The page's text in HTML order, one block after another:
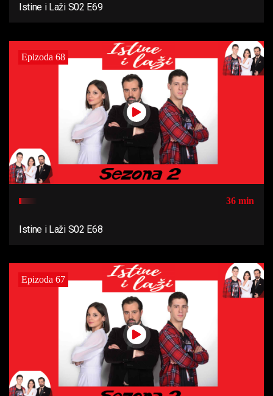
Istine i Laži S02 E69
Epizoda 68
36 min
Istine i Laži S02 E68
Epizoda 67